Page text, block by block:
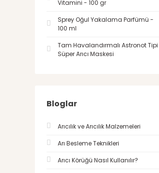
Vitamini - 100 gr
Sprey Oğul Yakalama Parfümü -
100 ml
Tam Havalandırmalı Astronot Tipi
Süper Arıcı Maskesi
Bloglar
Arıcılık ve Arıcılık Malzemeleri
Arı Besleme Teknikleri
Arıcı Körüğü Nasıl Kullanılır?